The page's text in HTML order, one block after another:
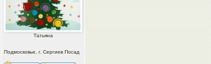
Татьяна
Подмосковье, г. Сергиев Посад